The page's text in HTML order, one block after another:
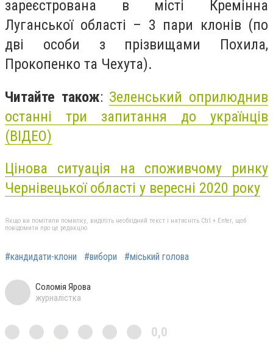
зареєстрована в місті Кремінна
Луганської області – 3 пари клонів (по
дві особи з прізвищами Похила,
Прокопенко та Чехута).
Читайте також: Зеленський оприлюднив
останні три запитання до українців
(ВІДЕО)
Цінова ситуація на споживчому ринку
Чернівецької області у вересні 2020 року
Якщо ви помітили помилку, виділіть необхідний текст і натисніть Ctrl + Enter, щоб
повідомити про це редакцію
#кандидати-клони #вибори #міський голова
Соломія Ярова
журналістка
0,0